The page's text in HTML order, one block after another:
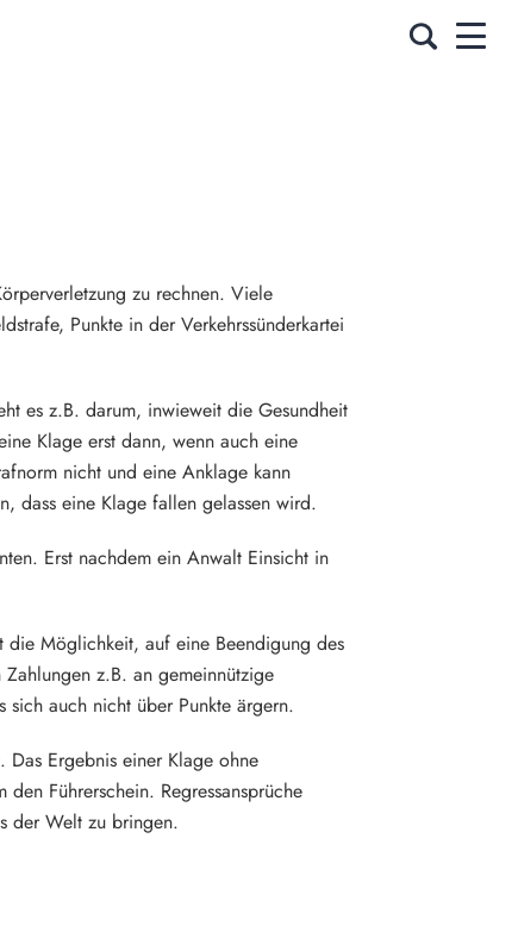
zu rechnen. Viele
Punkte in der Verkehrssünderkartei
es z.B. darum, inwieweit die Gesundheit
Klage erst dann, wenn auch eine
nicht und eine Anklage kann
dass eine Klage fallen gelassen wird.
Erst nachdem ein Anwalt Einsicht in
die Möglichkeit, auf eine Beendigung des
z.B. an gemeinnützige
auch nicht über Punkte ärgern.
Das Ergebnis einer Klage ohne
Führerschein. Regressansprüche
der Welt zu bringen.